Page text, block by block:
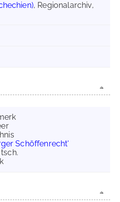
, Regionalarchiv,
Schöffenrecht'